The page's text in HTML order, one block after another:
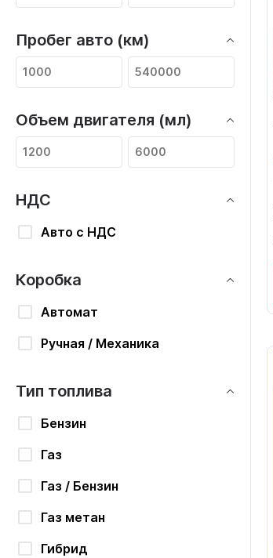
Пробег авто (км)
Объем двигателя (мл)
НДС
Авто с НДС
Коробка
Автомат
Ручная / Механика
Тип топлива
Бензин
Газ
Газ / Бензин
Газ метан
Гибрид